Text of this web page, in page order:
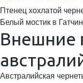
Птенец хохлатой
Белый мостик в
Внешние
Австралийская